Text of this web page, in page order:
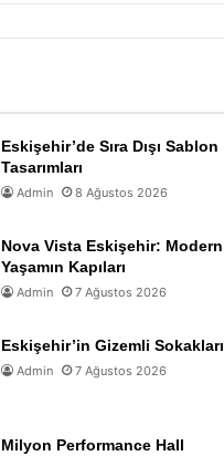
Eskişehir’de Sıra Dışı Sablon
Tasarımları
Admin 8 Ağustos 2026
Nova Vista Eskişehir: Modern
Yaşamın Kapıları
Admin 7 Ağustos 2026
Eskişehir’in Gizemli Sokakları
Admin 7 Ağustos 2026
Milyon Performance Hall